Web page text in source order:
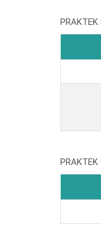
PRAKTEK
PRAKTEK